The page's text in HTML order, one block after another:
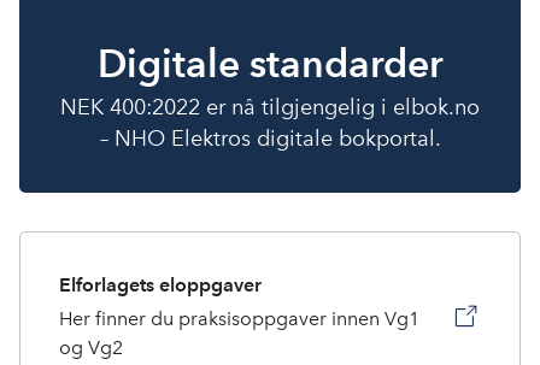
Digitale standarder
NEK 400:2022 er nå tilgjengelig i elbok.no
– NHO Elektros digitale bokportal.
Elforlagets eloppgaver
Her finner du praksisoppgaver innen Vg1
og Vg2